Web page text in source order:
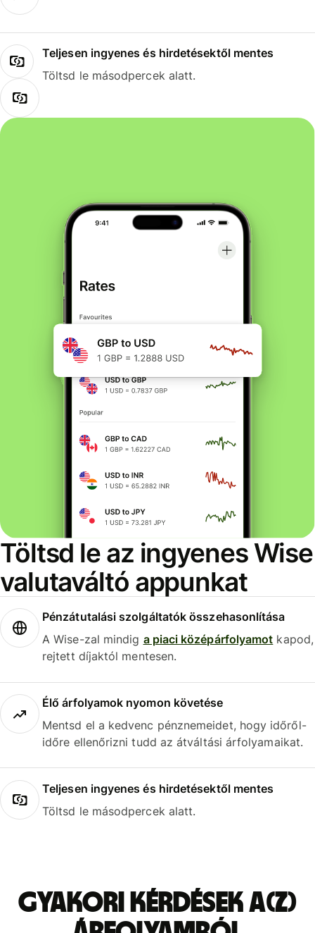
Teljesen ingyenes és hirdetésektől mentes
Töltsd le másodpercek alatt.
Töltsd le az ingyenes Wise
valutaváltó appunkat
Pénzátutalási szolgáltatók összehasonlítása
A Wise-zal mindig a piaci középárfolyamot kapod,
rejtett díjaktól mentesen.
Élő árfolyamok nyomon követése
Mentsd el a kedvenc pénznemeidet, hogy időről-
időre ellenőrizni tudd az átváltási árfolyamaikat.
Teljesen ingyenes és hirdetésektől mentes
Töltsd le másodpercek alatt.
Gyakori kérdések a(z)